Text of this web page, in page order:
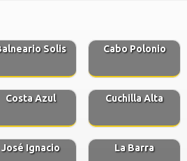
Solis Cabo Polonio
Costa Azul Cuchilla Alta
José Ignacio La Barra